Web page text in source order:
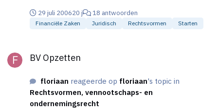
te vragen wat ze voor bijv. een zending van 12 euro
pallets van iedere 240 kg naar Parijs zouden
percentage van 30 % op een tarief van een
transportbedrijf uit. En kan mijn tarief dus goedkoper
aanbieden dan het transportbedrijf. Vervoerders met
eigen wagens moeten die wagens en hun personeel
29 juli 200620 j 18 antwoorden
Financiële Zaken Juridisch Rechtsvormen Starten
BV Opzetten
floriaan reageerde op floriaan's topic in
Rechtsvormen, vennootschaps- en
ondernemingsrecht